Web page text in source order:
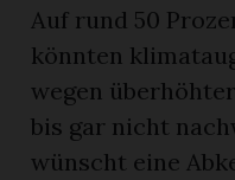
Auf rund 50
könnten
wegen
bis gar nicht
wünscht eine